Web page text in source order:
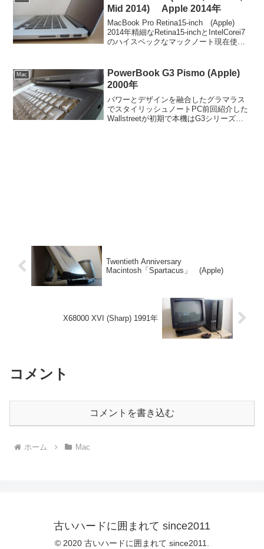
Mid 2014) Apple 2014年
MacBook Pro Retina15-inch (Apple)
2014年精細なRetina15-inchとIntelCorei7
のハイスペックなマックノート現在使用
Mac
PowerBook G3 Pismo (Apple)
2000年
パワーとデザインを融合したグラマラス
でスタイリッシュノートPC前回紹介した
Wallstreetが初期で本機はG3シリーズの
Twentieth Anniversary
Macintosh「Spartacus」 (Apple)
X68000 XVI (Sharp) 1991年
コメント
コメントを書き込む
ホーム Mac
古いハードに囲まれて since2011
© 2020 古いハードに囲まれて since2011.